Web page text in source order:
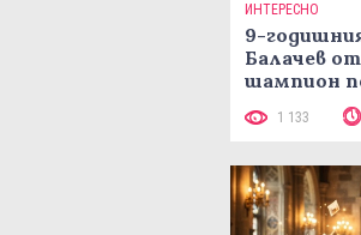
ИНТЕРЕСНО
9-
Балачев
шампион
минути
1 133